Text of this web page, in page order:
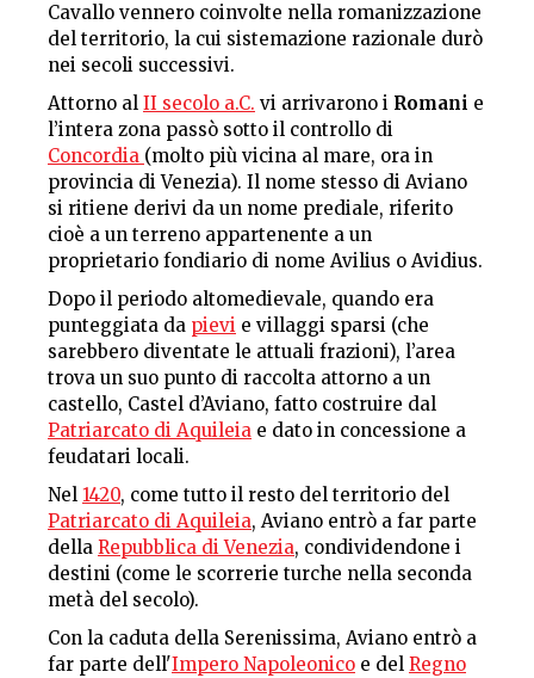
Cavallo vennero coinvolte nella romanizzazione
del territorio, la cui sistemazione razionale durò
nei secoli successivi.
Attorno al II secolo a.C. vi arrivarono i Romani e
l’intera zona passò sotto il controllo di
Concordia (molto più vicina al mare, ora in
provincia di Venezia). Il nome stesso di Aviano
si ritiene derivi da un nome prediale, riferito
cioè a un terreno appartenente a un
proprietario fondiario di nome Avilius o Avidius.
Dopo il periodo altomedievale, quando era
punteggiata da pievi e villaggi sparsi (che
sarebbero diventate le attuali frazioni), l’area
trova un suo punto di raccolta attorno a un
castello, Castel d’Aviano, fatto costruire dal
Patriarcato di Aquileia e dato in concessione a
feudatari locali.
Nel 1420, come tutto il resto del territorio del
Patriarcato di Aquileia, Aviano entrò a far parte
della Repubblica di Venezia, condividendone i
destini (come le scorrerie turche nella seconda
metà del secolo).
Con la caduta della Serenissima, Aviano entrò a
far parte dell'Impero Napoleonico e del Regno